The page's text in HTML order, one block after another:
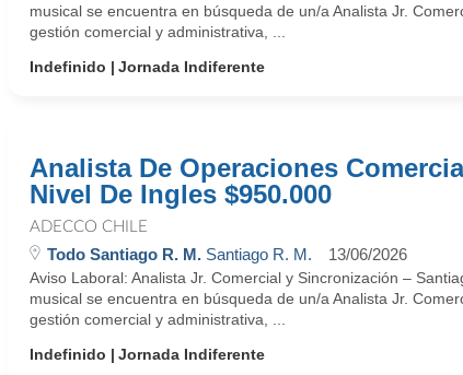
musical se encuentra en búsqueda de un/a Analista Jr.
gestión comercial y administrativa, ...
Indefinido
Jornada Indiferente
Analista De Operaciones
Nivel De Ingles $950.000
ADECCO CHILE
Todo Santiago R. M.Santiago R. M. 13/06/2026
Aviso Laboral: Analista Jr. Comercial y Sincronización –
musical se encuentra en búsqueda de un/a Analista Jr.
gestión comercial y administrativa, ...
Indefinido
Jornada Indiferente